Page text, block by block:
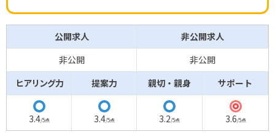
公開求人
非公開求人
非公開
非公開
ヒアリング力
提案力 親切・親身 サポート
3.4/5点
3.4/5点
3.2/5点
3.6/5点